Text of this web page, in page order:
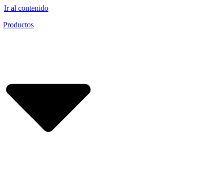
Ir al contenido
Productos